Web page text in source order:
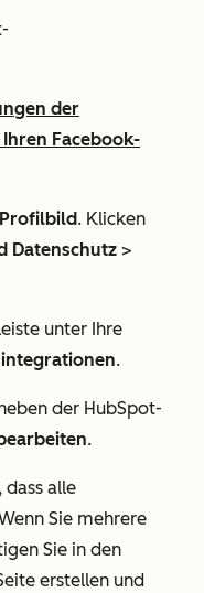
der
Facebook-
Profilbild. Klicken
Datenschutz >
unter Ihre
.
der HubSpot-
.
dass alle
Sie mehrere
Sie in den
erstellen und